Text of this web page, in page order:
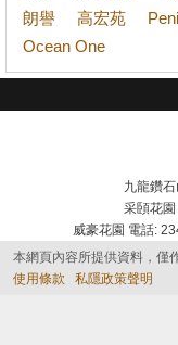
朗譽
高宏苑
Ocean One
九龍鑽
采頣花
威豪花園 電話:
本網頁內容所提供資料，僅
使用條款
私隱政策聲明